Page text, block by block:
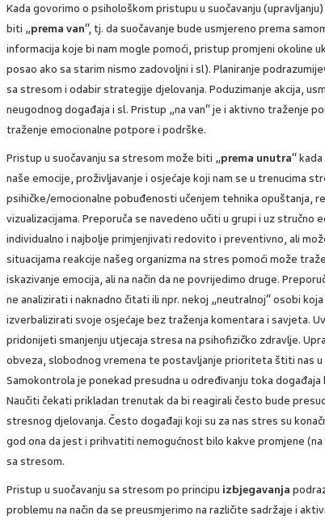
Kada govorimo o psihološkom pristupu u suočavanju
biti „prema van“, tj. da suočavanje bude usmjereno prema
informacija koje bi nam mogle pomoći, pristup promjeni okoline
posao ako sa starim nismo zadovoljni i sl). Planiranje
sa stresom i odabir strategije djelovanja. Poduzimanje akcija,
neugodnog događaja i sl. Pristup „na van“ je i aktivno traženje
traženje emocionalne potpore i podrške.
Pristup u suočavanju sa stresom može biti „prema unutra“
naše emocije, proživljavanje i osjećaje koji nam se u trenucima
psihičke/emocionalne pobuđenosti učenjem tehnika opuštanja,
vizualizacijama. Preporuča se navedeno učiti u grupi i uz stručno
individualno i najbolje primjenjivati redovito i preventivno, ali
situacijama reakcije našeg organizma na stres pomoći može
iskazivanje emocija, ali na način da ne povrijedimo druge.
ne analizirati i naknadno čitati ili npr. nekoj „neutralnoj“ osobi
izverbalizirati svoje osjećaje bez traženja komentara i savjeta.
pridonijeti smanjenju utjecaja stresa na psihofizičko zdravlje.
obveza, slobodnog vremena te postavljanje prioriteta štiti nas
Samokontrola je ponekad presudna u određivanju toka
Naučiti čekati prikladan trenutak da bi reagirali često bude
stresnog djelovanja. Često događaji koji su za nas stres su
god ona da jest i prihvatiti nemogućnost bilo kakve promjene
sa stresom.
Pristup u suočavanju sa stresom po principu izbjegavanja
problemu na način da se preusmjerimo na različite sadržaje i